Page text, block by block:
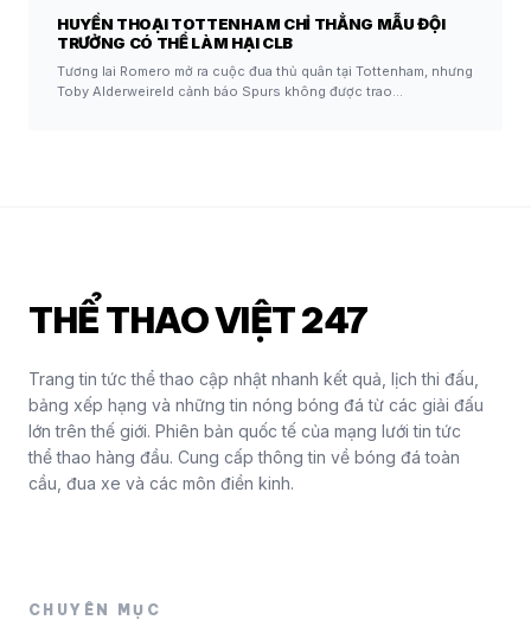
HUYỀN THOẠI TOTTENHAM CHỈ THẲNG MẪU ĐỘI
TRƯỞNG CÓ THỂ LÀM HẠI CLB
Tương lai Romero mở ra cuộc đua thủ quân tại Tottenham, nhưng
Toby Alderweireld cảnh báo Spurs không được trao…
THỂ THAO VIỆT 247
Trang tin tức thể thao cập nhật nhanh kết quả, lịch thi đấu,
bảng xếp hạng và những tin nóng bóng đá từ các giải đấu
lớn trên thế giới. Phiên bản quốc tế của mạng lưới tin tức
thể thao hàng đầu. Cung cấp thông tin về bóng đá toàn
cầu, đua xe và các môn điền kinh.
CHUYÊN MỤC